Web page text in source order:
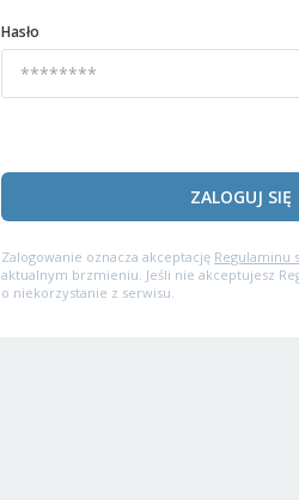
Hasło
ZALOGUJ SIĘ
Zalogowanie oznacza akceptację Regulaminu
aktualnym brzmieniu. Jeśli nie akceptujesz
o niekorzystanie z serwisu.